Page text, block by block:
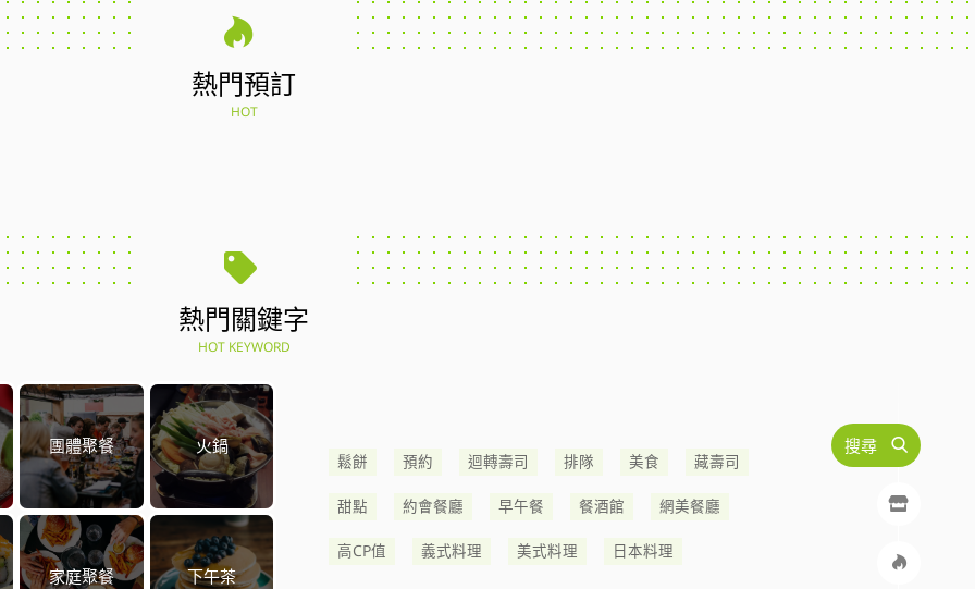
搜尋
熱門預訂
HOT
熱門關鍵字
HOT KEYWORD
團體聚餐 火鍋
家庭聚餐 下午茶
鬆餅 預約 迴轉壽司 排隊 美食 藏壽司
甜點 約會餐廳 早午餐 餐酒館 網美餐廳
高CP值 義式料理 美式料理 日本料理